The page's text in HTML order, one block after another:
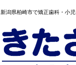
新潟県柏崎市で矯正歯科・小